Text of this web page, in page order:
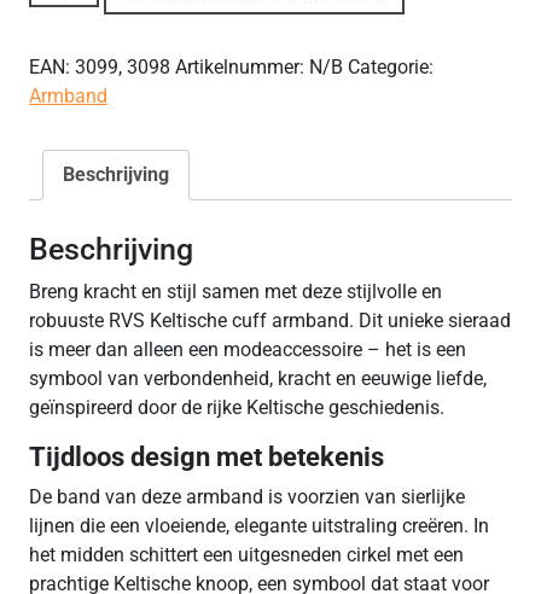
EAN: 3099, 3098 Artikelnummer: N/B Categorie:
Armband
Beschrijving
Beschrijving
Breng kracht en stijl samen met deze stijlvolle en
robuuste RVS Keltische cuff armband. Dit unieke sieraad
is meer dan alleen een modeaccessoire – het is een
symbool van verbondenheid, kracht en eeuwige liefde,
geïnspireerd door de rijke Keltische geschiedenis.
Tijdloos design met betekenis
De band van deze armband is voorzien van sierlijke
lijnen die een vloeiende, elegante uitstraling creëren. In
het midden schittert een uitgesneden cirkel met een
prachtige Keltische knoop, een symbool dat staat voor